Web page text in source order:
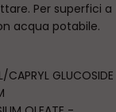
Per superfici a
acqua potabile.
GLUCOSIDE